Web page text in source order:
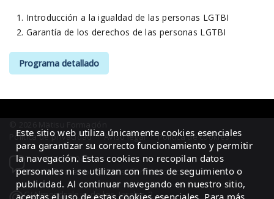
Introducción a la igualdad de las personas LGTBI
Garantía de los derechos de las personas LGTBI
Programa detallado
Política de privacidad · Aviso legal · Política de cookies
Tel.: 951207040
Email: formacion@matisuformacion.com
C/Almendralejo de los Jarales 2
Este sitio web utiliza únicamente cookies esenciales
para garantizar su correcto funcionamiento y permitir
la navegación. Estas cookies no recopilan datos
personales ni se utilizan con fines de seguimiento o
publicidad. Al continuar navegando en nuestro sitio,
aceptas el uso de estas cookies esenciales. Para más